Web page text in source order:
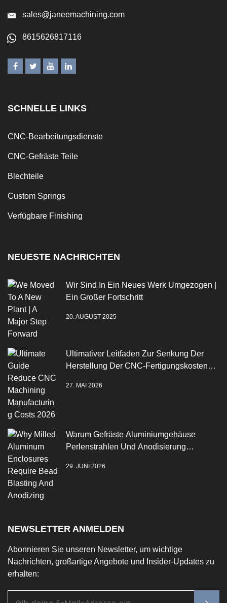
sales@janeemachining.com
8615626817116
SCHNELLE LINKS
CNC-Bearbeitungsdienste
CNC-Gefräste Teile
Blechteile
Custom Springs
Verfügbare Finishing
NEUESTE NACHRICHTEN
Wir Sind In Ein Neues Werk Umgezogen |
Ein Großer Fortschritt
20. AUGUST 2025
Ultimativer Leitfaden Zur Senkung Der
Herstellung Der CNC-Fertigungskosten
27. MAI 2026
Warum Gefräste Aluminiumgehäuse
Perlenstrahlen Und Anodisierung
29. JUNI 2026
NEWSLETTER ANMELDEN
Abonnieren Sie unseren Newsletter, um wichtige
Nachrichten, großartige Angebote und Insider-Updates zu
erhalten: